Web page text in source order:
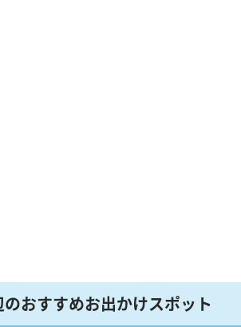
おすすめお出かけスポット